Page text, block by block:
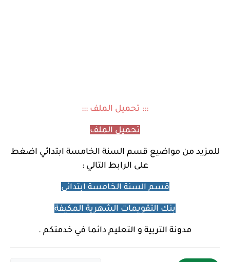
::: تحميل الملف :::
تحميل الملف
للمزيد من مواضيع قسم السنة الخامسة ابتدائي اضغط
على الرابط التالي :
قسم السنة الخامسة ابتدائي
بنك التقويمات الشهرية المكيفة
مدونة التربية و التعليم دائما في خدمتكم .